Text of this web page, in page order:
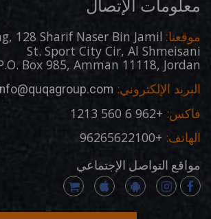
معلومات الإتصال
موقعنا: 128 Sharif Naser Bin Jamil
St. Sport City Cir, Al Shmeisani
Box 985, Amman 11118, Jordan
البريد الإلكتروني:
فاكس: +962 6 560 1213
الهاتف: +96265622100
مواقع التواصل الإجتماعي